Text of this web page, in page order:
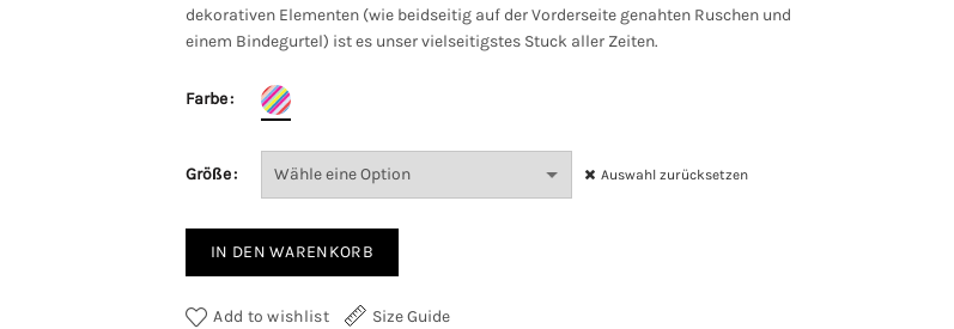
dekorativen Elementen (wie beidseitig auf der Vorderseite genahten Ruschen und
einem Bindegurtel) ist es unser vielseitigstes Stuck aller Zeiten.
Farbe
Größe Auswahl zurücksetzen
IN DEN WARENKORB
Add to wishlist Size Guide